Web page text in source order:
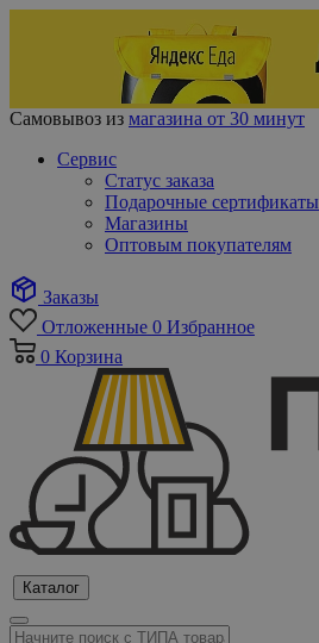
Самовывоз из магазина от 30 минут
Сервис
Статус заказа
Подарочные сертификаты
Магазины
Оптовым покупателям
Заказы
Отложенные 0 Избранное
0 Корзина
Каталог